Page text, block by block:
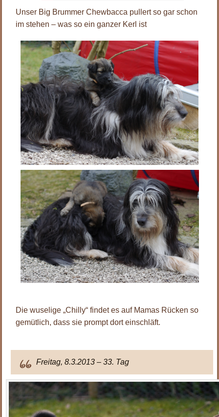
Unser Big Brummer Chewbacca pullert so gar schon
im stehen – was so ein ganzer Kerl ist
Die wuselige „Chilly“ findet es auf Mamas Rücken so
gemütlich, dass sie prompt dort einschläft.
Freitag, 8.3.2013 – 33. Tag